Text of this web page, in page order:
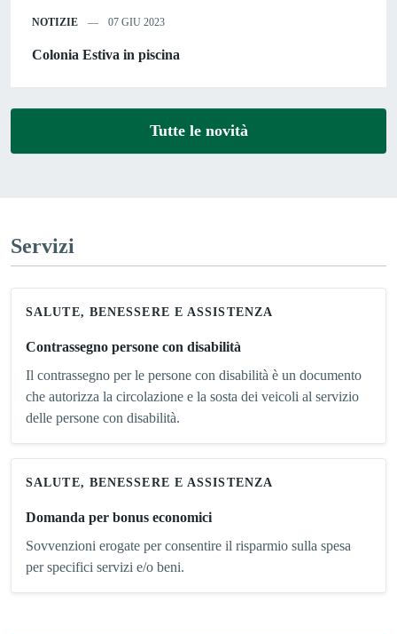
NOTIZIE 07 GIU 2023
Colonia Estiva in piscina
Tutte le novità
Servizi
SALUTE, BENESSERE E ASSISTENZA
Contrassegno persone con disabilità
Il contrassegno per le persone con disabilità è un documento
che autorizza la circolazione e la sosta dei veicoli al servizio
delle persone con disabilità.
SALUTE, BENESSERE E ASSISTENZA
Domanda per bonus economici
Sovvenzioni erogate per consentire il risparmio sulla spesa
per specifici servizi e/o beni.